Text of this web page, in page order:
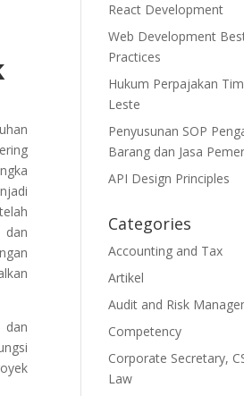
dan
dan
React Development
Web Development
Practices
Hukum Perpajakan
Leste
Penyusunan SOP
Barang dan Jasa
API Design Principles
Categories
Accounting and Tax
Artikel
Audit and Risk
Competency
Corporate Secretary,
Law